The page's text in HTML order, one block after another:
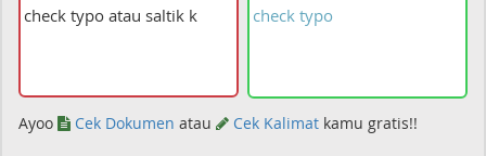
check typo
Ayoo Cek Dokumen atau Cek Kalimat kamu gratis!!